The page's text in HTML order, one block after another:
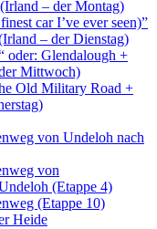
– der Montag)
car I’ve ever seen)”
– der Dienstag)
oder: Glendalough +
Mittwoch)
Old Military Road +
von Undeloh nach
von
(Etappe 4)
(Etappe 10)
Heide